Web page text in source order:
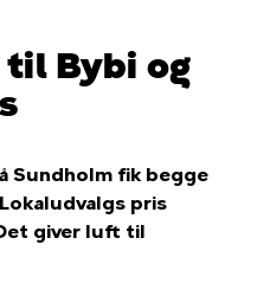
Bybi og
Sundholm fik begge
pris
giver luft til